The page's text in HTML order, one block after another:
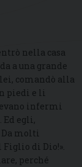
nella casa
a una grande
comandò alla
piedi e li
infermi
egli,
Da molti
Figlio di Dio!».
perché